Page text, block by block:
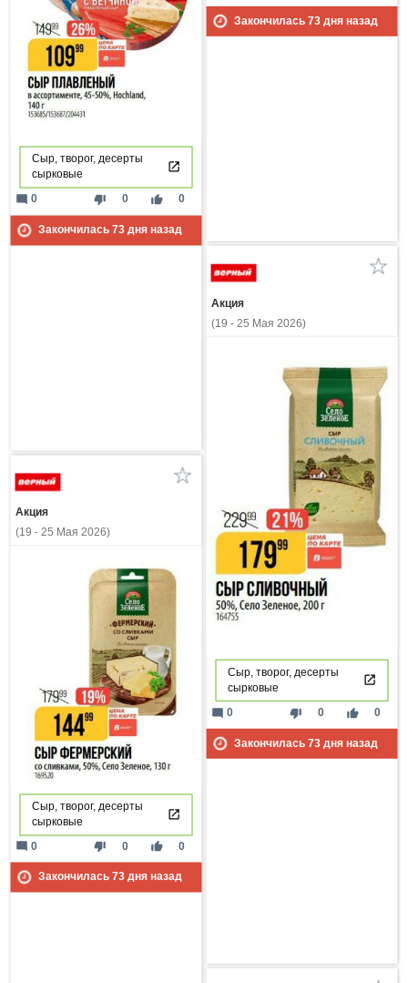
Закончилась 73дня назад
Сыр, творог, десерты
сырковые
thumb_down 0 thumb_up 0
mode_comment 0
Закончилась 73дня назад
Акция
(19 - 25 Мая 2026)
Сыр, творог, десерты
сырковые
thumb_down 0 thumb_up 0
mode_comment 0
Закончилась 73дня назад
Акция
(19 - 25 Мая 2026)
Сыр, творог, десерты
сырковые
thumb_down 0 thumb_up 0
mode_comment 0
Закончилась 73дня назад